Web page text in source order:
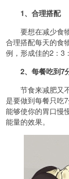
1、合理搭配
要想在减少食物
合理搭配每天的食
例，形成佳的2：3
2、每餐吃到7
节食来减肥又不
是要做到每餐只吃
能够使你的胃口慢
能量的效果。